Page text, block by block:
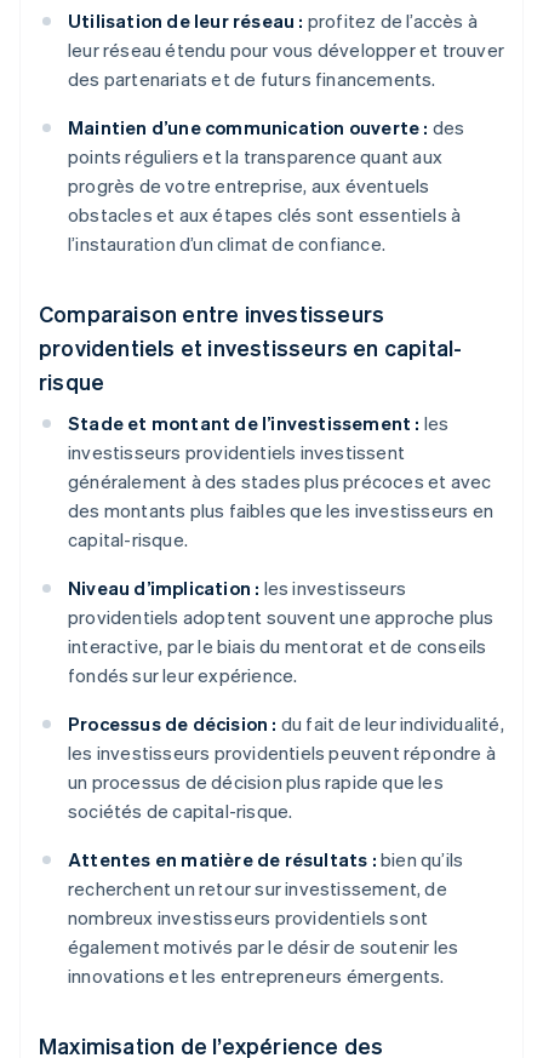
Utilisation de leur réseau : profitez de l’accès à
leur réseau étendu pour vous développer et trouver
des partenariats et de futurs financements.
Maintien d’une communication ouverte : des
points réguliers et la transparence quant aux
progrès de votre entreprise, aux éventuels
obstacles et aux étapes clés sont essentiels à
l’instauration d’un climat de confiance.
Comparaison entre investisseurs
providentiels et investisseurs en capital-
risque
Stade et montant de l’investissement : les
investisseurs providentiels investissent
généralement à des stades plus précoces et avec
des montants plus faibles que les investisseurs en
capital-risque.
Niveau d’implication : les investisseurs
providentiels adoptent souvent une approche plus
interactive, par le biais du mentorat et de conseils
fondés sur leur expérience.
Processus de décision : du fait de leur individualité,
les investisseurs providentiels peuvent répondre à
un processus de décision plus rapide que les
sociétés de capital-risque.
Attentes en matière de résultats : bien qu’ils
recherchent un retour sur investissement, de
nombreux investisseurs providentiels sont
également motivés par le désir de soutenir les
innovations et les entrepreneurs émergents.
Maximisation de l’expérience des